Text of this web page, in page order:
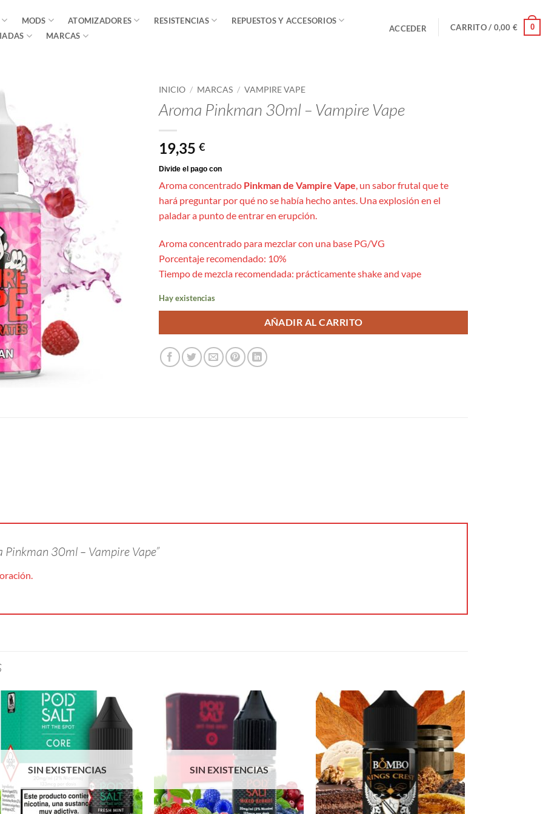
MODS ATOMIZADORES RESISTENCIAS
REPUESTOS Y ACCESORIOS
MARCAS
ACCEDER CARRITO / 0,00 € 0
INICIO / MARCAS / VAMPIRE VAPE
Aroma Pinkman 30ml – Vampire Vape
19,35 €
Aroma concentrado Pinkman de Vampire Vape , un sabor frutal que te
hará preguntar por qué no se había hecho antes. Una explosión en el
paladar a punto de entrar en erupción.
Aroma concentrado para mezclar con una base PG/VG
Porcentaje recomendado: 10%
Tiempo de mezcla recomendada: prácticamente shake and vape
Hay existencias
AÑADIR AL CARRITO
Pinkman 30ml – Vampire Vape”
SIN EXISTENCIAS SIN EXISTENCIAS